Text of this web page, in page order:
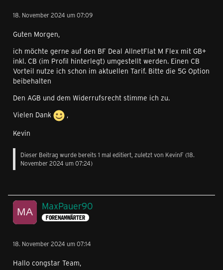
18. November 2024 um 07:09
Guten Morgen,
ich möchte gerne auf den BF Deal AllnetFlat M Flex mit GB+
inkl. CB (im Profil hinterlegt) umgestellt werden. Einen CB
Vorteil nutze ich schon im aktuellen Tarif. Bitte die 5G Option
beibehalten
Den AGB und dem Widerrufsrecht stimme ich zu.
Vielen Dank
,
Kevin
Dieser Beitrag wurde bereits 1 mal editiert, zuletzt von KevinF (18.
November 2024 um 07:24)
MaxPauer90
FORENANWÄRTER
18. November 2024 um 07:14
Hallo congstar Team,